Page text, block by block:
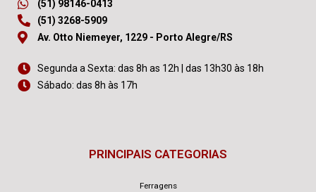
(51) 98146-0413
(51) 3268-5909
Av. Otto Niemeyer, 1229 - Porto Alegre/RS
Segunda a Sexta: das 8h as 12h | das 13h30 às 18h
Sábado: das 8h às 17h
PRINCIPAIS CATEGORIAS
Ferragens